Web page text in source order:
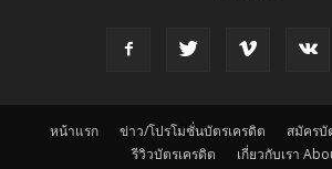
หน้าแรก ข่าว/โปรโมชั่นบัตรเครดิต
สมัครบั
รีวิวบัตรเครดิต
เกี่ยวกับเรา